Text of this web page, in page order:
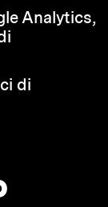
Analytics,
di